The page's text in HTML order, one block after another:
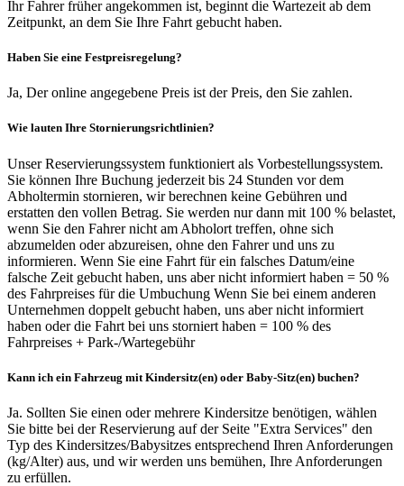
Ihr Fahrer früher angekommen ist, beginnt die Wartezeit ab dem
Zeitpunkt, an dem Sie Ihre Fahrt gebucht haben.
Haben Sie eine Festpreisregelung?
Ja, Der online angegebene Preis ist der Preis, den Sie zahlen.
Wie lauten Ihre Stornierungsrichtlinien?
Unser Reservierungssystem funktioniert als Vorbestellungssystem.
Sie können Ihre Buchung jederzeit bis 24 Stunden vor dem
Abholtermin stornieren, wir berechnen keine Gebühren und
erstatten den vollen Betrag. Sie werden nur dann mit 100 % belastet,
wenn Sie den Fahrer nicht am Abholort treffen, ohne sich
abzumelden oder abzureisen, ohne den Fahrer und uns zu
informieren. Wenn Sie eine Fahrt für ein falsches Datum/eine
falsche Zeit gebucht haben, uns aber nicht informiert haben = 50 %
des Fahrpreises für die Umbuchung Wenn Sie bei einem anderen
Unternehmen doppelt gebucht haben, uns aber nicht informiert
haben oder die Fahrt bei uns storniert haben = 100 % des
Fahrpreises + Park-/Wartegebühr
Kann ich ein Fahrzeug mit Kindersitz(en) oder Baby-Sitz(en) buchen?
Ja. Sollten Sie einen oder mehrere Kindersitze benötigen, wählen
Sie bitte bei der Reservierung auf der Seite "Extra Services" den
Typ des Kindersitzes/Babysitzes entsprechend Ihren Anforderungen
(kg/Alter) aus, und wir werden uns bemühen, Ihre Anforderungen
zu erfüllen.